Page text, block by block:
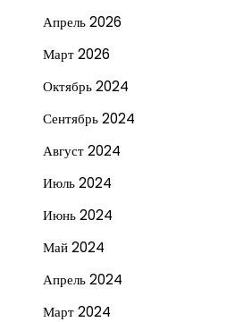
Апрель 2026
Март 2026
Октябрь 2024
Сентябрь 2024
Август 2024
Июль 2024
Июнь 2024
Май 2024
Апрель 2024
Март 2024